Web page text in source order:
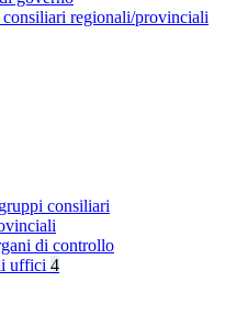
regionali/provinciali
consiliari
di controllo
uffici 4